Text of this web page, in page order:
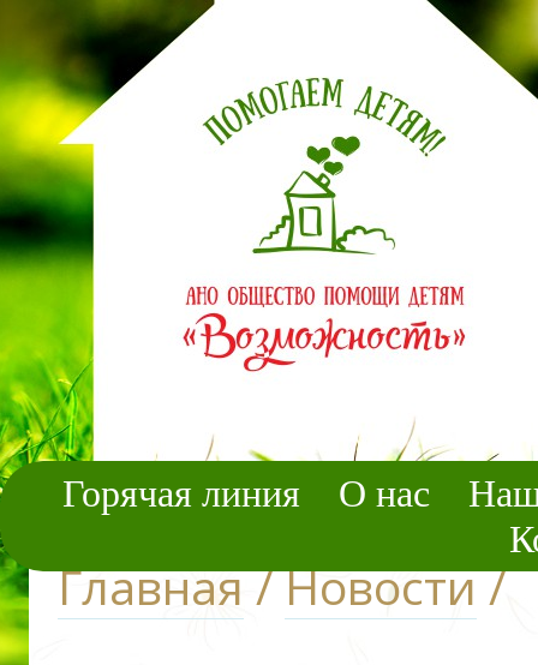
Горячая линия О нас
Главная/Новости/